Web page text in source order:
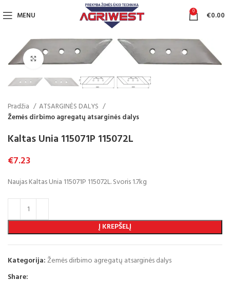
MENU 0 €0.00
Pradžia
ATSARGINĖS DALYS
Žemės dirbimo agregatų atsarginės dalys
Kaltas Unia 115071P 115072L
€7.23
Naujas Kaltas Unia 115071P 115072L. Svoris 1.7kg
Į KREPŠELĮ
Kategorija:Žemės dirbimo agregatų atsarginės dalys
Share: